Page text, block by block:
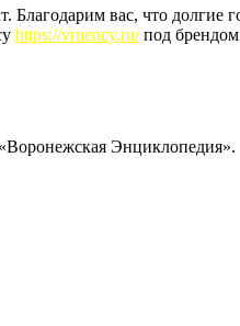
Благодарим вас, что
https://vrnency.ru/под
Энциклопедия».